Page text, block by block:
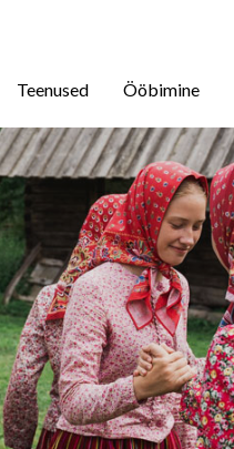
Teenused Ööbimine